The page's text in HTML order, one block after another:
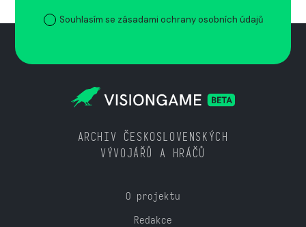
Souhlasím se zásadami ochrany osobních údajů
ARCHIV ČESKOSLOVENSKÝCH
VÝVOJÁŘŮ A HRÁČŮ
O projektu
Redakce